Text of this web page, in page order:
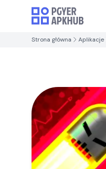
Strona główna Aplikacje